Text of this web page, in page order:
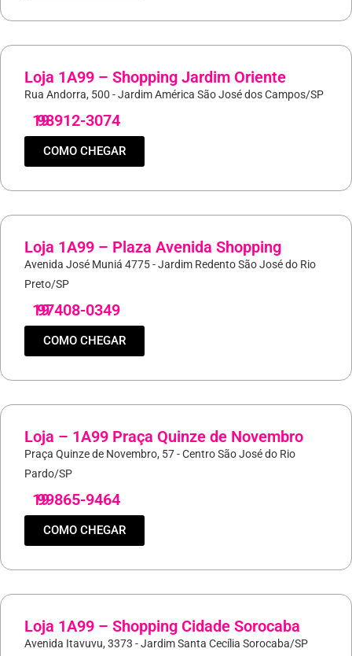
Loja 1A99 – Shopping Jardim Oriente
Rua Andorra, 500 - Jardim América São José dos Campos/SP
19
98912-3074
COMO CHEGAR
Loja 1A99 – Plaza Avenida Shopping
Avenida José Muniá 4775 - Jardim Redento São José do Rio
Preto/SP
19
97408-0349
COMO CHEGAR
Loja – 1A99 Praça Quinze de Novembro
Praça Quinze de Novembro, 57 - Centro São José do Rio
Pardo/SP
19
99865-9464
COMO CHEGAR
Loja 1A99 – Shopping Cidade Sorocaba
Avenida Itavuvu, 3373 - Jardim Santa Cecília Sorocaba/SP